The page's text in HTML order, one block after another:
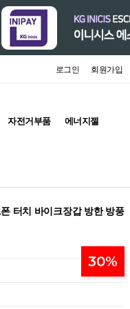
로그인 회원가입
자전거부품 에너지젤
터치 바이크장갑 방한 방풍
30%